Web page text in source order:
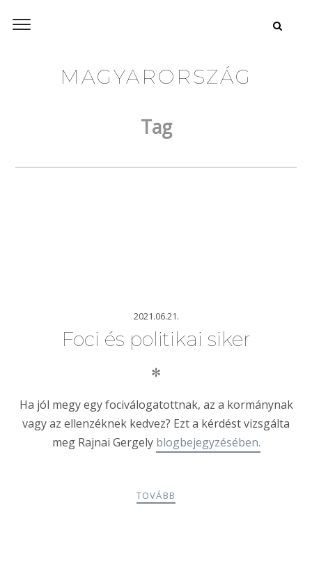
MAGYARORSZÁG
Tag
2021.06.21.
Foci és politikai siker
✻
Ha jól megy egy fociválogatottnak, az a kormánynak
vagy az ellenzéknek kedvez? Ezt a kérdést vizsgálta
meg Rajnai Gergely blogbejegyzésében.
TOVÁBB